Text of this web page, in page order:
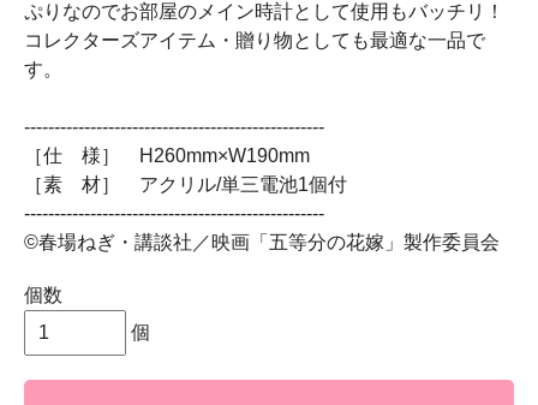
ぷりなのでお部屋のメイン時計として使用もバッチリ！
コレクターズアイテム・贈り物としても最適な一品で
す。
--------------------------------------------------
［仕 様］ H260mm×W190mm
［素 材］ アクリル/単三電池1個付
--------------------------------------------------
©春場ねぎ・講談社／映画「五等分の花嫁」製作委員会
個数
個